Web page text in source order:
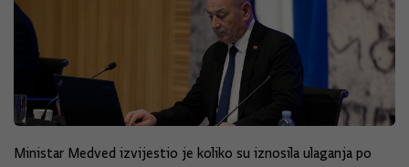
Ministar Medved izvijestio je koliko su iznosila ulaganja po